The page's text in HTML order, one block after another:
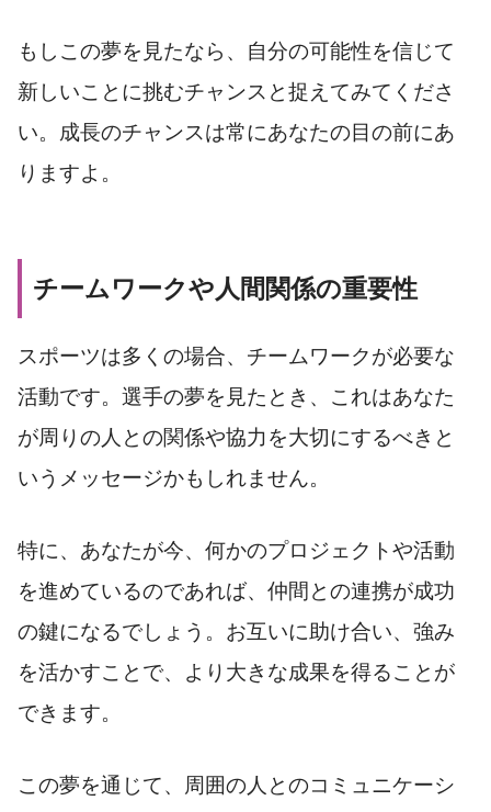
もしこの夢を見たなら、自分の可能性を信じて
新しいことに挑むチャンスと捉えてみてくださ
い。成長のチャンスは常にあなたの目の前にあ
りますよ。
チームワークや人間関係の重要性
スポーツは多くの場合、チームワークが必要な
活動です。選手の夢を見たとき、これはあなた
が周りの人との関係や協力を大切にするべきと
いうメッセージかもしれません。
特に、あなたが今、何かのプロジェクトや活動
を進めているのであれば、仲間との連携が成功
の鍵になるでしょう。お互いに助け合い、強み
を活かすことで、より大きな成果を得ることが
できます。
この夢を通じて、周囲の人とのコミュニケーシ